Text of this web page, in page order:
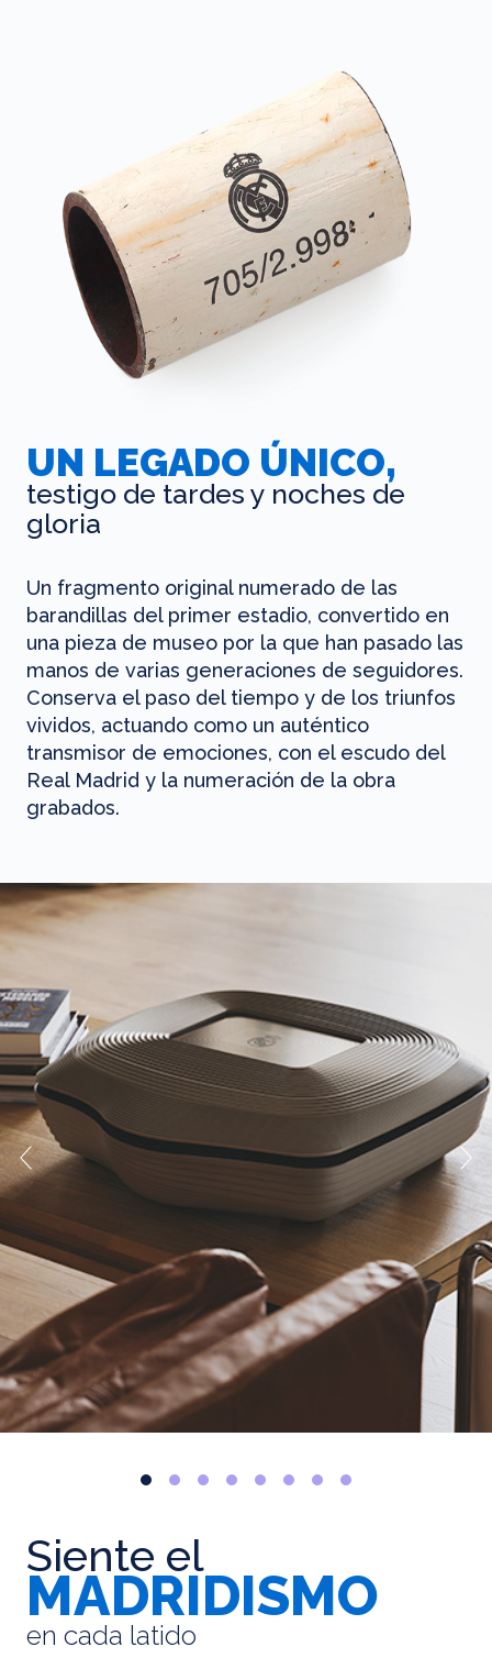
UN LEGADO ÚNICO,
testigo de tardes y noches de
gloria
Un fragmento original numerado de las
barandillas del primer estadio, convertido en
una pieza de museo por la que han pasado las
manos de varias generaciones de seguidores.
Conserva el paso del tiempo y de los triunfos
vividos, actuando como un auténtico
transmisor de emociones, con el escudo del
Real Madrid y la numeración de la obra
grabados.
Siente el
MADRIDISMO
en cada latido